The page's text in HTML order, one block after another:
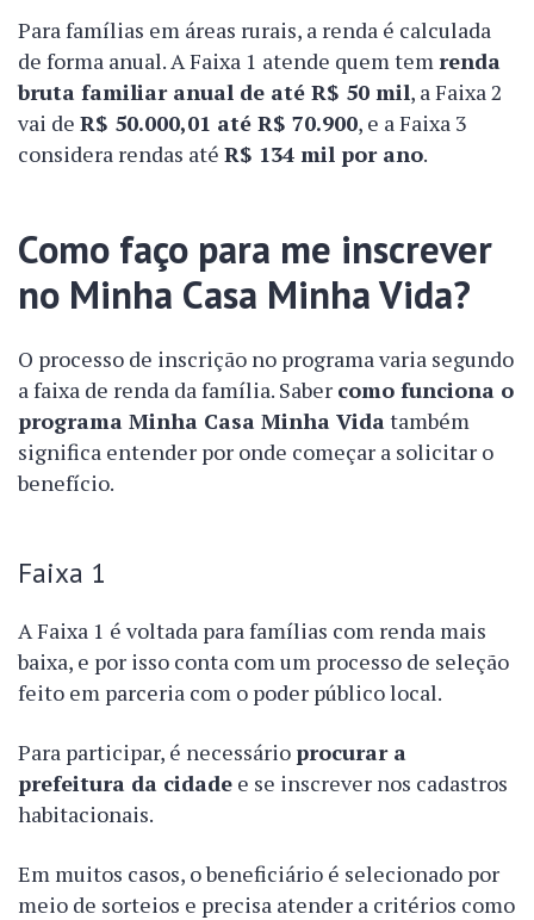
Para famílias em áreas rurais, a renda é calculada
de forma anual. A Faixa 1 atende quem temrenda
bruta familiar anual de até R$ 50 mil, a Faixa 2
vai de R$ 50.000,01 até R$ 70.900, e a Faixa 3
considera rendas até R$ 134 mil por ano.
Como faço para me inscrever
no Minha Casa Minha Vida?
O processo de inscrição no programa varia segundo
a faixa de renda da família. Saber como funciona o
programa Minha Casa Minha Vidatambém
significa entender por onde começar a solicitar o
benefício.
Faixa 1
A Faixa 1 é voltada para famílias com renda mais
baixa, e por isso conta com um processo de seleção
feito em parceria com o poder público local.
Para participar, é necessário procurar a
prefeitura da cidade e se inscrever nos cadastros
habitacionais.
Em muitos casos, o beneficiário é selecionado por
meio de sorteios e precisa atender a critérios como